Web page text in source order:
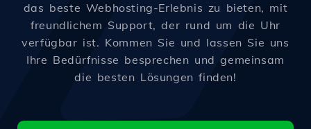
das beste Webhosting-Erlebnis zu bieten, mit
freundlichem Support, der rund um die Uhr
verfügbar ist. Kommen Sie und lassen Sie uns
Ihre Bedürfnisse besprechen und gemeinsam
die besten Lösungen finden!